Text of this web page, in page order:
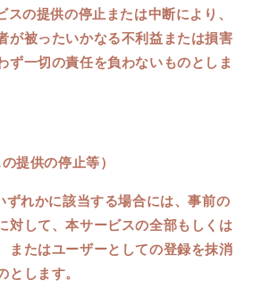
スの提供の停止または中断により、
が被ったいかなる不利益または損害
ず一切の責任を負わないものとしま
提供の停止等）
ずれかに該当する場合には、事前の
対して、本サービスの全部もしくは
またはユーザーとしての登録を抹消
とします。